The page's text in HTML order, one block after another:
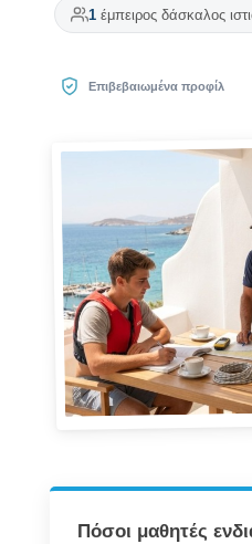
1έμπειρος δάσκαλος
Επιβεβαιωμένα προφίλ
Πόσοι μαθητές